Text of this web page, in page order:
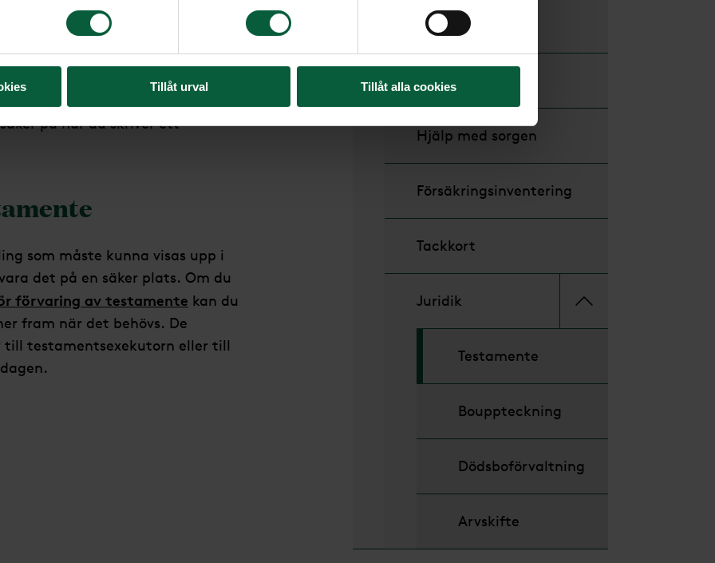
Tillåt urval Tillåt alla cookies
men också så att det blir skrivet
regler för hur ett testamente
finns mallar på nätet som
utan professionell hjälp är det
samarbete med jurister som
på hur du skriver ett
som måste kunna visas upp i
det på en säker plats. Om du
förvaring av testamente kan du
fram när det behövs. De
testamentsexekutorn eller till
Begravningsplats
Gravstenar
Hjälp med sorgen
Försäkringsinventering
Tackkort
Juridik
Testamente
Bouppteckning
Dödsboförvaltning
Arvskifte